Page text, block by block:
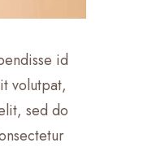
id
volutpat,
sed do